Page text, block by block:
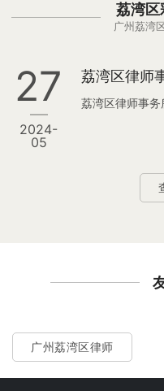
荔湾区
广州荔湾
27
2024-
05
荔湾区律师
荔湾区律师事
广州荔湾区律师